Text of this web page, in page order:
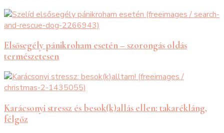
Elsősegély pánikroham esetén – szorongás oldás
természetesen
Karácsonyi stressz és besok(k)allás ellen: takarékláng,
félgőz